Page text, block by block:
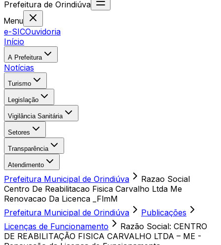
Prefeitura de Orindiúva
Menu
e-SICOuvidoria
Início
A Prefeitura
Notícias
Turismo
Legislação
Vigilância Sanitária
Setores
Transparência
Atendimento
Prefeitura Municipal de Orindiúva
Razao Social
Centro De Reabilitacao Fisica Carvalho Ltda Me
Renovacao Da Licenca _FlmM
Prefeitura Municipal de Orindiúva
Publicações
Licenças de Funcionamento
Razão Social: CENTRO
DE REABILITAÇÃO FISICA CARVALHO LTDA – ME -